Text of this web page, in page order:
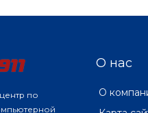
по
О нас
О